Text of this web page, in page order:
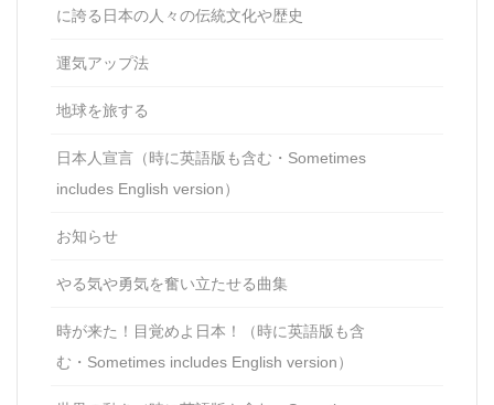
に誇る日本の人々の伝統文化や歴史
運気アップ法
地球を旅する
日本人宣言（時に英語版も含む・Sometimes
includes English version）
お知らせ
やる気や勇気を奮い立たせる曲集
時が来た！目覚めよ日本！（時に英語版も含
む・Sometimes includes English version）